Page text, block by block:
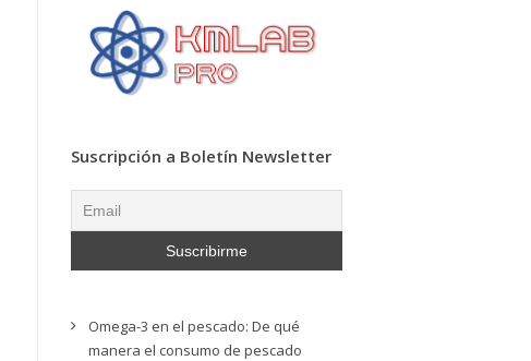
Suscripción a Boletín Newsletter
Omega-3 en el pescado: De qué
manera el consumo de pescado